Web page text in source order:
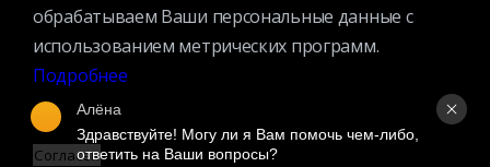
Противодействие экстремизму
Ученый совет
обрабатываем Ваши персональные данные с
использованием метрических программ.
Подробнее
Согласен
Алёна
Здравствуйте! Могу ли я Вам помочь чем-либо,
ответить на Ваши вопросы?